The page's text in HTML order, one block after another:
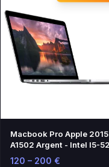
Macbook Pro Apple 2015
A1502 Argent - Intel I5-
120 – 200 €